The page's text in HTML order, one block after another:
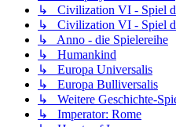
↳ Civilization VI - Spiel
↳ Civilization VI - Spiel
↳ Anno - die Spielereihe
↳ Humankind
↳ Europa Universalis
↳ Europa Bulliversalis
↳ Weitere Geschichte-
↳ Imperator: Rome